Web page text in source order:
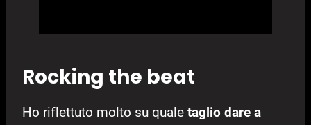
Rocking the beat
Ho riflettuto molto su quale taglio dare a